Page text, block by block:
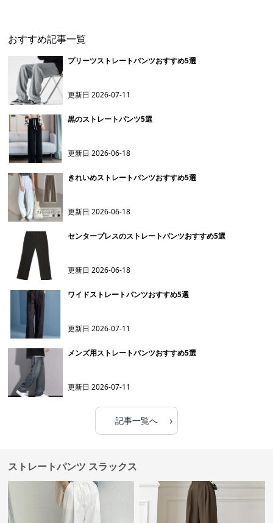
おすすめ記事一覧
プリーツストレートパンツおすすめ5選
更新日2026-07-11
黒のストレートパンツ5選
更新日2026-06-18
きれいめストレートパンツおすすめ5選
更新日2026-06-18
センタープレスのストレートパンツおすすめ5選
更新日2026-06-18
ワイドストレートパンツおすすめ5選
更新日2026-07-11
メンズ用ストレートパンツおすすめ5選
更新日2026-07-11
記事一覧へ ›
ストレートパンツ スラックス